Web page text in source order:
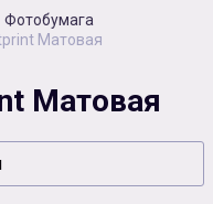
Альбомы
памяти
устройства
Фотобумага
Матовая
Матовая